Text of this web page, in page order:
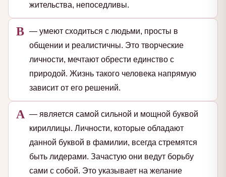
жительства, непоседливы.
В — умеют сходиться с людьми, просты в
общении и реалистичны. Это творческие
личности, мечтают обрести единство с
природой. Жизнь такого человека напрямую
зависит от его решений.
А — является самой сильной и мощной буквой
кириллицы. Личности, которые обладают
данной буквой в фамилии, всегда стремятся
быть лидерами. Зачастую они ведут борьбу
сами с собой. Это указывает на желание